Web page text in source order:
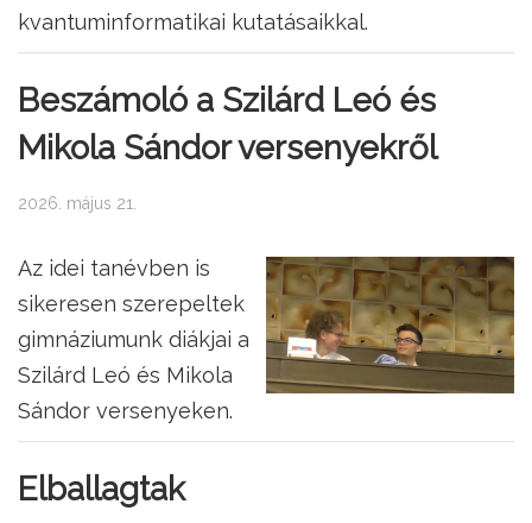
kvantuminformatikai kutatásaikkal.
Beszámoló a Szilárd Leó és
Mikola Sándor versenyekről
2026. május 21.
Az idei tanévben is
sikeresen szerepeltek
gimnáziumunk diákjai a
Szilárd Leó és Mikola
Sándor versenyeken.
Elballagtak